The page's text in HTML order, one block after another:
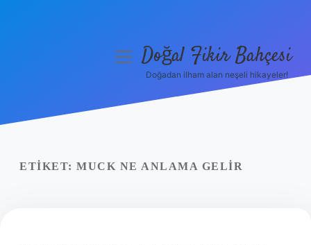
Yasal Uyarı
menüyüDoğal Fikir Bahçesi
Doğadan ilham alan neşeli hikayeler!
ETIKET: MUCK NE ANLAMA GELIR